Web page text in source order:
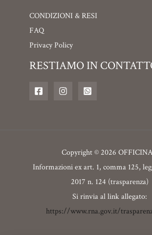
CONDIZIONI & RESI
FAQ
Privacy Policy
RESTIAMO IN
Copyright © 2026
Informazioni ex art. 1, comma 125,
2017 n. 124 (trasparenza)
Si rinvia al link allegato:
https://www.rna.gov.it/